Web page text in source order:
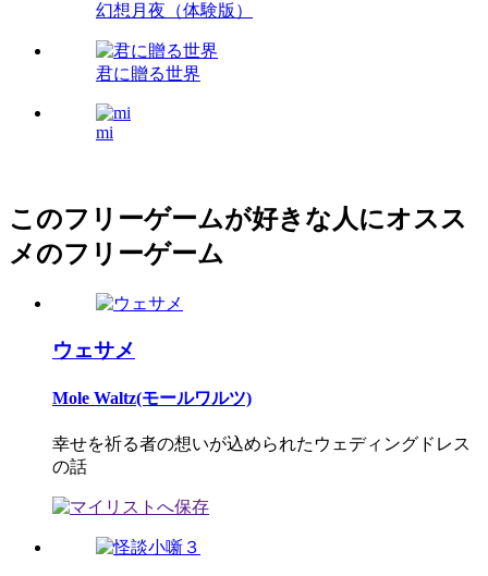
幻想月夜（体験版）
君に贈る世界
mi
このフリーゲームが好きな人にオスス
メのフリーゲーム
ウェサメ
Mole Waltz(モールワルツ)
幸せを祈る者の想いが込められたウェディングドレス
の話